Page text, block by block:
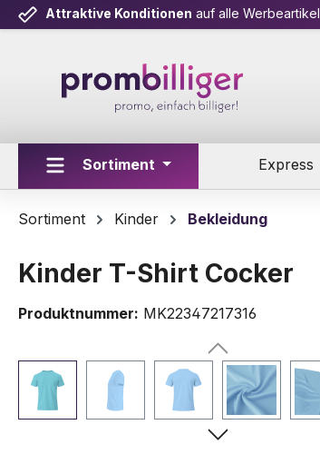
Hauptinhalt springen
Zur Suche springen
Zur Hauptnavigation springen
Attraktive Konditionen auf alle Werbeartikel
Sortiment Express
Sortiment Kinder Bekleidung
Kinder T-Shirt Cocker
Produktnummer: MK22347217316